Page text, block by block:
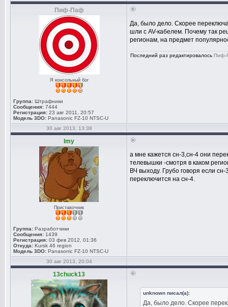
Пиф-Паф
Я консольный бог
Группа: Штрафники
Сообщения: 7444
Регистрация: 23 авг 2011, 20:57
Модель 3DO: Panasonic FZ-10 NTSC-U
Да, было дело. Скорее
шли с AV-кабелем. Почему так
регионам, на предмет
Последний раз редактировалось Пиф-
30 авг 2013, 13:38
lmy
Приставочник
Группа: Разработчики
Сообщения: 1439
Регистрация: 03 фев 2012, 01:36
Откуда: Kursk 46 region
Модель 3DO: Panasonic FZ-10 NTSC-U
а мне кажется сн-3,сн-4 они
телевышки -смотря в каком
ВЧ выходу. Грубо говоря если
переключится на сн-4.
30 авг 2013, 20:04
13chuck13
unknown писал(а):
Да, было дело. Скорее